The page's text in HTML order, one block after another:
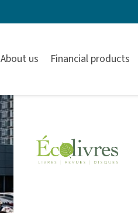
About us Financial products